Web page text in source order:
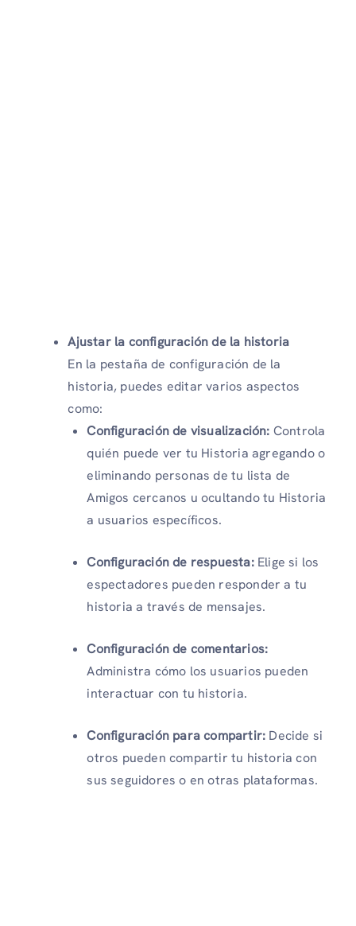
Ajustar la configuración de la historia
En la pestaña de configuración de la
historia, puedes editar varios aspectos
como:
Configuración de visualización: Controla
quién puede ver tu Historia agregando o
eliminando personas de tu lista de
Amigos cercanos u ocultando tu Historia
a usuarios específicos.
Configuración de respuesta:Elige si los
espectadores pueden responder a tu
historia a través de mensajes.
Configuración de comentarios:
Administra cómo los usuarios pueden
interactuar con tu historia.
Configuración para compartir: Decide si
otros pueden compartir tu historia con
sus seguidores o en otras plataformas.